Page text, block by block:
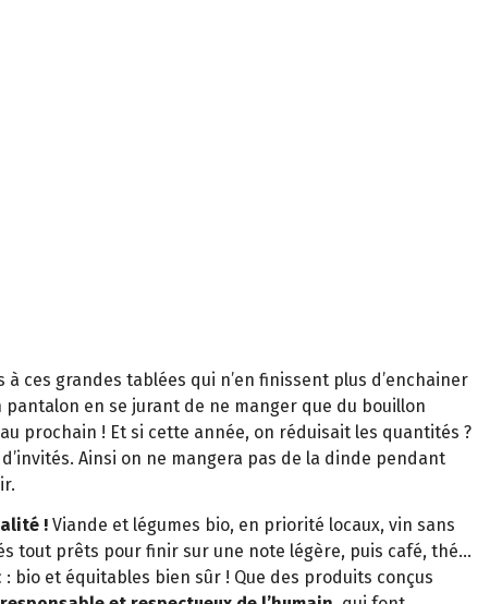
à ces grandes tablées qui n’en finissent plus d’enchainer
pantalon en se jurant de ne manger que du bouillon
prochain ! Et si cette année, on réduisait les quantités ?
Ainsi on ne mangera pas de la dinde pendant
! Viande et légumes bio, en priorité locaux, vin sans
tout prêts pour finir sur une note légère, puis café, thé…
bio et équitables bien sûr ! Que des produits conçus